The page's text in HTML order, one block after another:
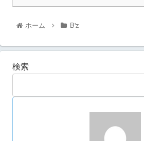
ホーム B'z
検索